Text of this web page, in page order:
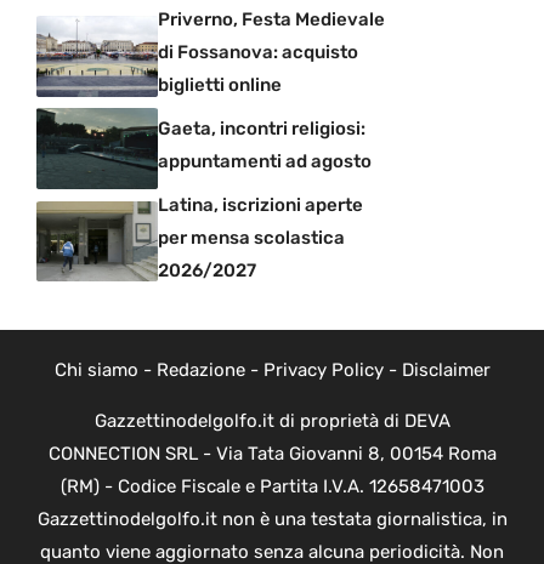
Priverno, Festa Medievale
di Fossanova: acquisto
biglietti online
Gaeta, incontri religiosi:
appuntamenti ad agosto
Latina, iscrizioni aperte
per mensa scolastica
2026/2027
Chi siamo - Redazione- Privacy Policy- Disclaimer
Gazzettinodelgolfo.it di proprietà di DEVA
CONNECTION SRL - Via Tata Giovanni 8, 00154 Roma
(RM) - Codice Fiscale e Partita I.V.A. 12658471003
Gazzettinodelgolfo.it non è una testata giornalistica, in
quanto viene aggiornato senza alcuna periodicità. Non